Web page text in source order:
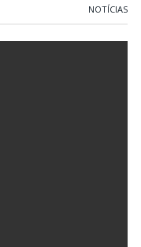
NOTÍCIAS